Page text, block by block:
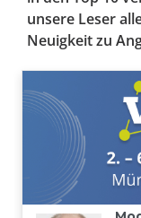
unsere Leser
Neuigkeit zu